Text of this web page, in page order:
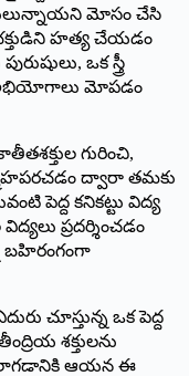
మోసం చేసి
హత్య చేయడం
ఒక స్త్రీ
అభియోగాలు మోపడం
గురించి,
ద్వారా తమకు
పెద్ద కనికట్టు విద్య
ప్రదర్శించడం
బహిరంగంగా
చూస్తున్న ఒక పెద్ద
శక్తులను
లాగడానికి ఆయన ఈ